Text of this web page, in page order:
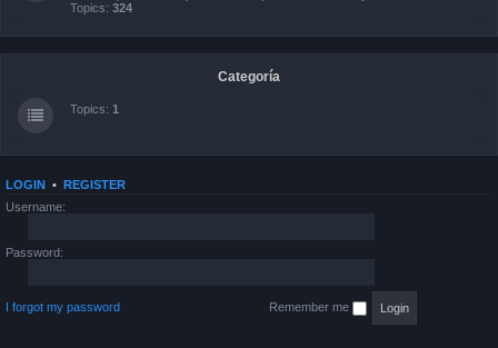
Topics: 324
Categoría
Topics: 1
LOGIN • REGISTER
Username:
Password:
I forgot my password Remember me